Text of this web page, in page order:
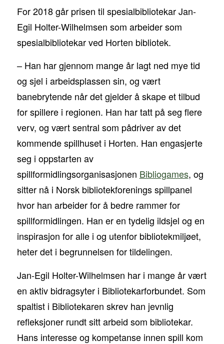
For 2018 går prisen til spesialbibliotekar Jan-
Egil Holter-Wilhelmsen som arbeider som
spesialbibliotekar ved Horten bibliotek.
– Han har gjennom mange år lagt ned mye tid
og sjel i arbeidsplassen sin, og vært
banebrytende når det gjelder å skape et tilbud
for spillere i regionen. Han har tatt på seg flere
verv, og vært sentral som pådriver av det
kommende spillhuset i Horten. Han engasjerte
seg i oppstarten av
spillformidlingsorganisasjonen Bibliogames, og
sitter nå i Norsk bibliotekforenings spillpanel
hvor han arbeider for å bedre rammer for
spillformidlingen. Han er en tydelig ildsjel og en
inspirasjon for alle i og utenfor bibliotekmiljøet,
heter det i begrunnelsen for tildelingen.
Jan-Egil Holter-Wilhelmsen har i mange år vært
en aktiv bidragsyter i Bibliotekarforbundet. Som
spaltist i Bibliotekaren skrev han jevnlig
refleksjoner rundt sitt arbeid som bibliotekar.
Hans interesse og kompetanse innen spill kom